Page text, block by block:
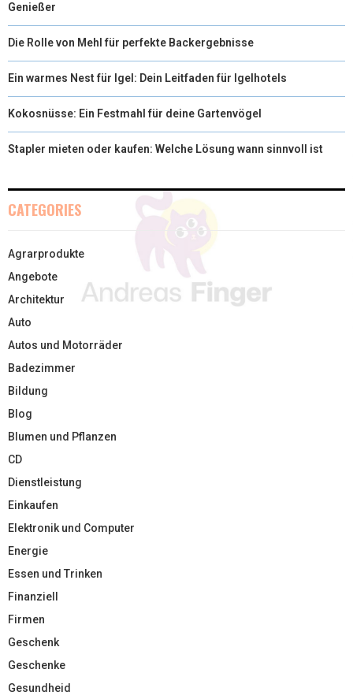
Genießer
Die Rolle von Mehl für perfekte Backergebnisse
Ein warmes Nest für Igel: Dein Leitfaden für Igelhotels
Kokosnüsse: Ein Festmahl für deine Gartenvögel
Stapler mieten oder kaufen: Welche Lösung wann sinnvoll ist
CATEGORIES
Agrarprodukte
Angebote
Architektur
Auto
Autos und Motorräder
Badezimmer
Bildung
Blog
Blumen und Pflanzen
CD
Dienstleistung
Einkaufen
Elektronik und Computer
Energie
Essen und Trinken
Finanziell
Firmen
Geschenk
Geschenke
Gesundheid